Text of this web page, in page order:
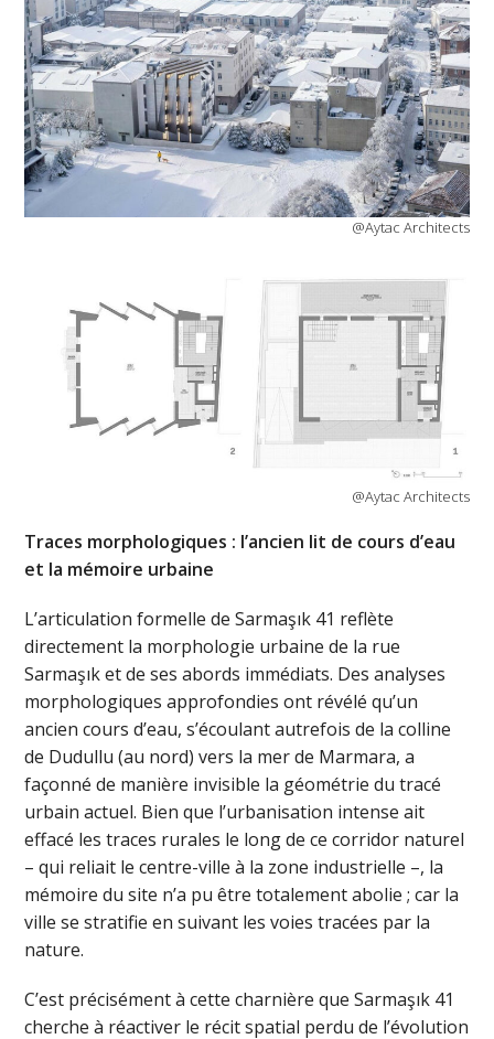
@Aytac Architects
@Aytac Architects
Traces morphologiques : l’ancien lit de cours d’eau
et la mémoire urbaine
L’articulation formelle de Sarmaşık 41 reflète
directement la morphologie urbaine de la rue
Sarmaşık et de ses abords immédiats. Des analyses
morphologiques approfondies ont révélé qu’un
ancien cours d’eau, s’écoulant autrefois de la colline
de Dudullu (au nord) vers la mer de Marmara, a
façonné de manière invisible la géométrie du tracé
urbain actuel. Bien que l’urbanisation intense ait
effacé les traces rurales le long de ce corridor naturel
– qui reliait le centre-ville à la zone industrielle –, la
mémoire du site n’a pu être totalement abolie ; car la
ville se stratifie en suivant les voies tracées par la
nature.
C’est précisément à cette charnière que Sarmaşık 41
cherche à réactiver le récit spatial perdu de l’évolution